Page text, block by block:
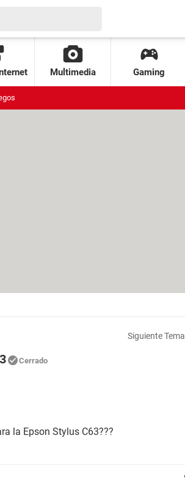
Multimedia Gaming
Siguiente Tema
Cerrado
la Epson Stylus C63???